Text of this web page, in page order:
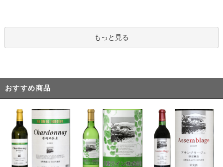
もっと見る
おすすめ商品